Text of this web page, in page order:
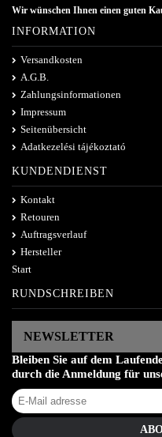
Wir wünschen Ihnen einen guten
INFORMATION
Versandkosten
A.G.B.
Zahlungsinformationen
Impressum
Seitenübersicht
Adatkezelési tájékoztató
KUNDENDIENST
Kontakt
Retouren
Auftragsverlauf
Hersteller
Start
RUNDSCHREIBEN
NEWSLETTER
Bleiben Sie auf dem
durch die Anmeldung für